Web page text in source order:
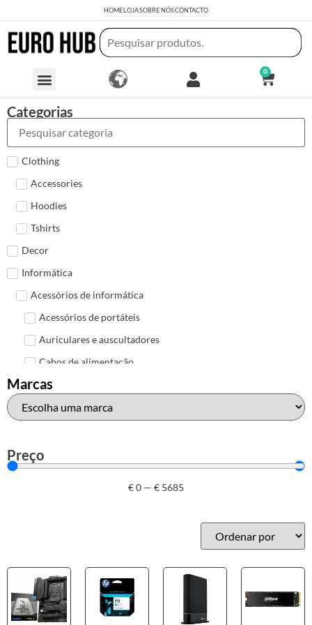
HOMELOJASOBRE NÓSCONTACTO
0
Categorias
Clothing
Accessories
Hoodies
Tshirts
Decor
Informática
Acessórios de informática
Acessórios de portáteis
Auriculares e auscultadores
Cabos de alimentação
Colunas de Som
Hubs
Mais acessórios USB
HP
Outros acessórios de informática
Marcas
Preço
€0 — € 5685